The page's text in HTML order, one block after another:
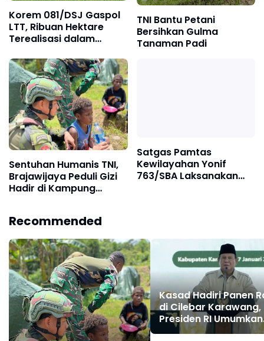
Korem 081/DSJ Gaspol
LTT, Ribuan Hektare
Terealisasi dalam
2026
TNI Bantu Petani
Bersihkan Gulma
Tanaman Padi
Sentuhan Humanis TNI,
Brajawijaya Peduli Gizi
Hadir di Kampung
Satgas Pamtas
Kewilayahan Yonif
763/SBA Laksanakan
Recommended
Kasad Hadiri Panen
di Cilebar Karawang,
Presiden RI Umumkan
Swasembada